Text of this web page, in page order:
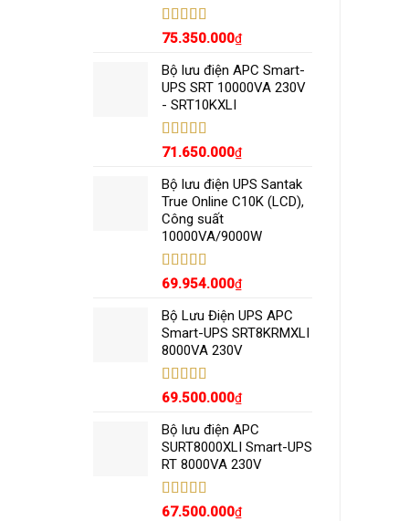
Được xếp
sao
75.350.000₫
Bộ lưu điện APC Smart-
UPS SRT 10000VA 230V
- SRT10KXLI
Được xếp
sao
71.650.000₫
Bộ lưu điện UPS Santak
True Online C10K (LCD),
Công suất
10000VA/9000W
Được xếp
sao
69.954.000₫
Bộ Lưu Điện UPS APC
Smart-UPS SRT8KRMXLI
8000VA 230V
Được xếp
sao
69.500.000₫
Bộ lưu điện APC
SURT8000XLI Smart-UPS
RT 8000VA 230V
Được xếp
67.500.000₫